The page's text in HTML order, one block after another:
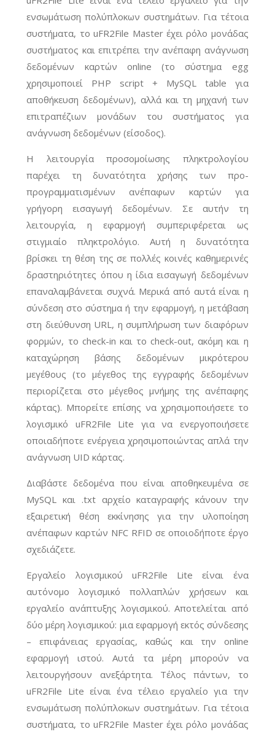
ενσωμάτωση πολύπλοκων συστημάτων. Για τέτοια
συστήματα, το uFR2File Master έχει ρόλο μονάδας
συστήματος και επιτρέπει την ανέπαφη ανάγνωση
δεδομένων καρτών online (το σύστημα egg
χρησιμοποιεί PHP script + MySQL table για
αποθήκευση δεδομένων), αλλά και τη μηχανή των
επιτραπέζιων μονάδων του συστήματος για
ανάγνωση δεδομένων (είσοδος).
Η λειτουργία προσομοίωσης πληκτρολογίου
παρέχει τη δυνατότητα χρήσης των προ-
προγραμματισμένων ανέπαφων καρτών για
γρήγορη εισαγωγή δεδομένων. Σε αυτήν τη
λειτουργία, η εφαρμογή συμπεριφέρεται ως
στιγμιαίο πληκτρολόγιο. Αυτή η δυνατότητα
βρίσκει τη θέση της σε πολλές κοινές καθημερινές
δραστηριότητες όπου η ίδια εισαγωγή δεδομένων
επαναλαμβάνεται συχνά. Μερικά από αυτά είναι η
σύνδεση στο σύστημα ή την εφαρμογή, η μετάβαση
στη διεύθυνση URL, η συμπλήρωση των διαφόρων
φορμών, το check-in και το check-out, ακόμη και η
καταχώρηση βάσης δεδομένων μικρότερου
μεγέθους (το μέγεθος της εγγραφής δεδομένων
περιορίζεται στο μέγεθος μνήμης της ανέπαφης
κάρτας). Μπορείτε επίσης να χρησιμοποιήσετε το
λογισμικό uFR2File Lite για να ενεργοποιήσετε
οποιαδήποτε ενέργεια χρησιμοποιώντας απλά την
ανάγνωση UID κάρτας.
Διαβάστε δεδομένα που είναι αποθηκευμένα σε
MySQL και .txt αρχείο καταγραφής κάνουν την
εξαιρετική θέση εκκίνησης για την υλοποίηση
ανέπαφων καρτών NFC RFID σε οποιοδήποτε έργο
σχεδιάζετε.
Εργαλείο λογισμικού uFR2File Lite είναι ένα
αυτόνομο λογισμικό πολλαπλών χρήσεων και
εργαλείο ανάπτυξης λογισμικού. Αποτελείται από
δύο μέρη λογισμικού: μια εφαρμογή εκτός σύνδεσης
– επιφάνειας εργασίας, καθώς και την online
εφαρμογή ιστού. Αυτά τα μέρη μπορούν να
λειτουργήσουν ανεξάρτητα. Τέλος πάντων, το
uFR2File Lite είναι ένα τέλειο εργαλείο για την
ενσωμάτωση πολύπλοκων συστημάτων. Για τέτοια
συστήματα, το uFR2File Master έχει ρόλο μονάδας